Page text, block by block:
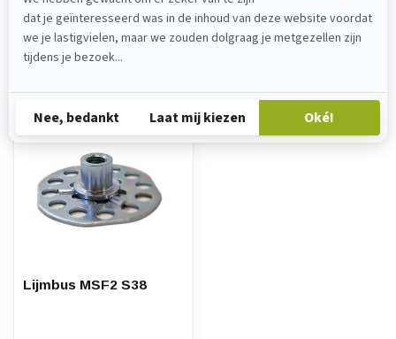
Zuletzt angesehen
Lijmbus MSF2 S38